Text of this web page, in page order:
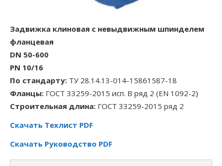
Задвижка клиновая с невыдвижным шпинделем
фланцевая
DN 50-600
PN 10/16
По стандарту: ТУ 28.14.13-014-15861587-18
Фланцы: ГОСТ 33259-2015 исп. B ряд 2 (EN 1092-2)
Строительная длина: ГОСТ 33259-2015 ряд 2
Скачать Техлист PDF
Скачать Руководство PDF